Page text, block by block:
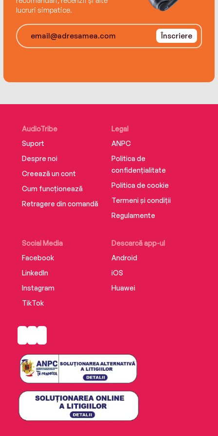
lucruri simpatice.
Înscriere
AudioTribe
Suport
Despre noi
Creează un cont
Cum funcționează
Retragere din comandă
Social Media
Facebook
LinkedIn
Instagram
TikTok
Descarcă app-ul
Android
iOS
Huawei
Legal
ANPC
Politica de
confidențialitate
Politica de cookie
Termeni și condiții
Regulamente